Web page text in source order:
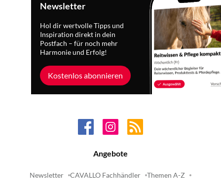
Newsletter
Hol dir wertvolle Tipps und
Inspiration direkt in dein
Postfach – für noch mehr
Harmonie und Erfolg!
Kostenlos abonnieren
Angebote
Newsletter CAVALLO Fachhändler Themen A-Z